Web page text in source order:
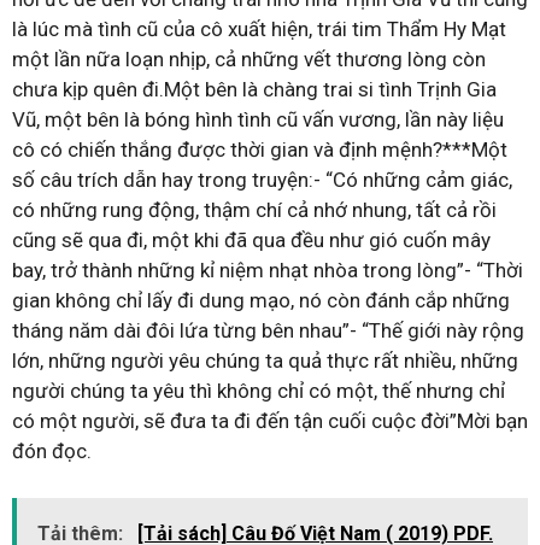
là lúc mà tình cũ của cô xuất hiện, trái tim Thẩm Hy Mạt
một lần nữa loạn nhịp, cả những vết thương lòng còn
chưa kịp quên đi.Một bên là chàng trai si tình Trịnh Gia
Vũ, một bên là bóng hình tình cũ vấn vương, lần này liệu
cô có chiến thắng được thời gian và định mệnh?***Một
số câu trích dẫn hay trong truyện:- “Có những cảm giác,
có những rung động, thậm chí cả nhớ nhung, tất cả rồi
cũng sẽ qua đi, một khi đã qua đều như gió cuốn mây
bay, trở thành những kỉ niệm nhạt nhòa trong lòng”- “Thời
gian không chỉ lấy đi dung mạo, nó còn đánh cắp những
tháng năm dài đôi lứa từng bên nhau”- “Thế giới này rộng
lớn, những người yêu chúng ta quả thực rất nhiều, những
người chúng ta yêu thì không chỉ có một, thế nhưng chỉ
có một người, sẽ đưa ta đi đến tận cuối cuộc đời”Mời bạn
đón đọc.
Tải thêm: [Tải sách] Câu Đố Việt Nam ( 2019) PDF.